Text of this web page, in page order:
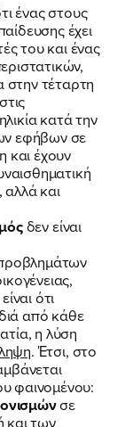
ένας στους
έχει
του και ένας
τέταρτη
κατά την
εφήβων σε
και έχουν
και
δεν είναι
ότι
από κάθε
η λύση
. Έτσι, στο
φαινομένου:
σε
και των